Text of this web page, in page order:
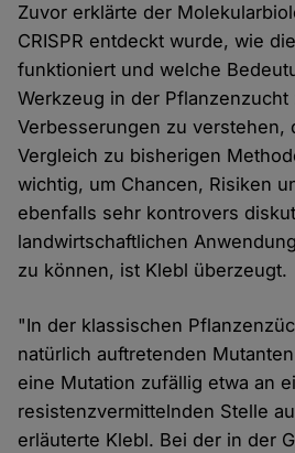
Zuvor erklärte der
CRISPR entdeckt wurde, wie
funktioniert und welche
Werkzeug in der Pflanzenzucht
Verbesserungen zu verstehen,
Vergleich zu bisherigen
wichtig, um Chancen, Risiken
ebenfalls sehr kontrovers
landwirtschaftlichen
zu können, ist Klebl überzeugt.
"In der klassischen
natürlich auftretenden
eine Mutation zufällig etwa an
resistenzvermittelnden Stelle
erläuterte Klebl. Bei der in der